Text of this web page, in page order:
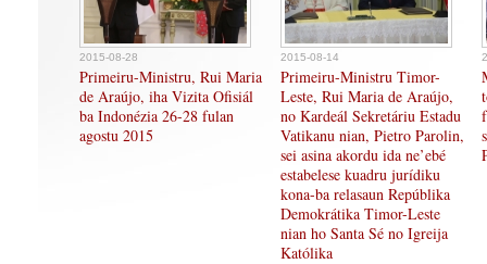
2015-08-28
Primeiru-Ministru, Rui Maria
de Araújo, iha Vizita Ofisiál
ba Indonézia 26-28 fulan
agostu 2015
2015-08-14
Primeiru-Ministru Timor-
Leste, Rui Maria de Araújo,
no Kardeál Sekretáriu Estadu
Vatikanu nian, Pietro Parolin,
sei asina akordu ida ne’ebé
estabelese kuadru jurídiku
kona-ba relasaun Repúblika
Demokrátika Timor-Leste
nian ho Santa Sé no Igreija
Katólika